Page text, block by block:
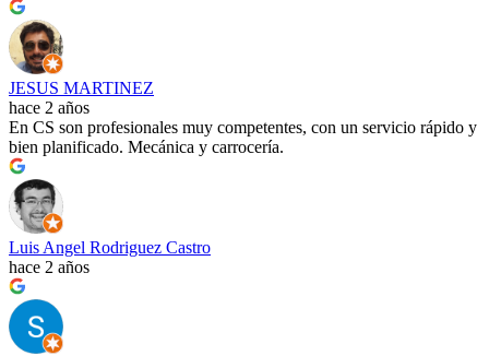
JESUS MARTINEZ
hace 2 años
En CS son profesionales muy competentes, con un servicio rápido y
bien planificado. Mecánica y carrocería.
Luis Angel Rodriguez Castro
hace 2 años